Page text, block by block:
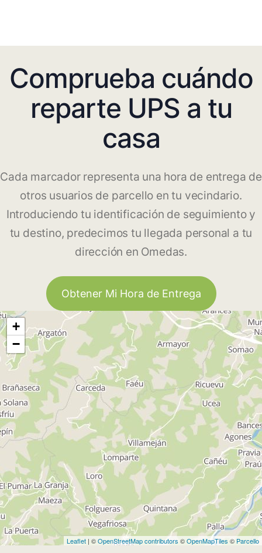
Comprueba cuándo
reparte UPS a tu
casa
Cada marcador representa una hora de entrega de
otros usuarios de parcello en tu vecindario.
Introduciendo tu identificación de seguimiento y
tu destino, predecimos tu llegada personal a tu
dirección en Omedas.
Obtener Mi Hora de Entrega
+
−
Leaflet | ©OpenStreetMap contributors ©OpenMapTiles © Parcello